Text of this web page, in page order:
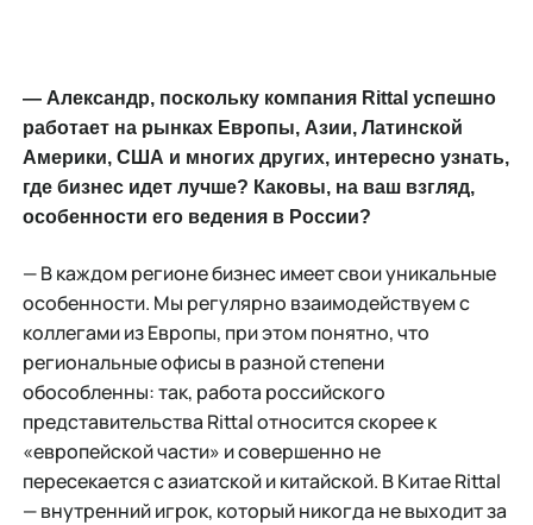
— Александр, поскольку компания Rittal успешно
работает на рынках Европы, Азии, Латинской
Америки, США и многих других, интересно узнать,
где бизнес идет лучше? Каковы, на ваш взгляд,
особенности его ведения в России?
— В каждом регионе бизнес имеет свои уникальные
особенности. Мы регулярно взаимодействуем с
коллегами из Европы, при этом понятно, что
региональные офисы в разной степени
обособленны: так, работа российского
представительства Rittal относится скорее к
«европейской части» и совершенно не
пересекается с азиатской и китайской. В Китае Rittal
— внутренний игрок, который никогда не выходит за